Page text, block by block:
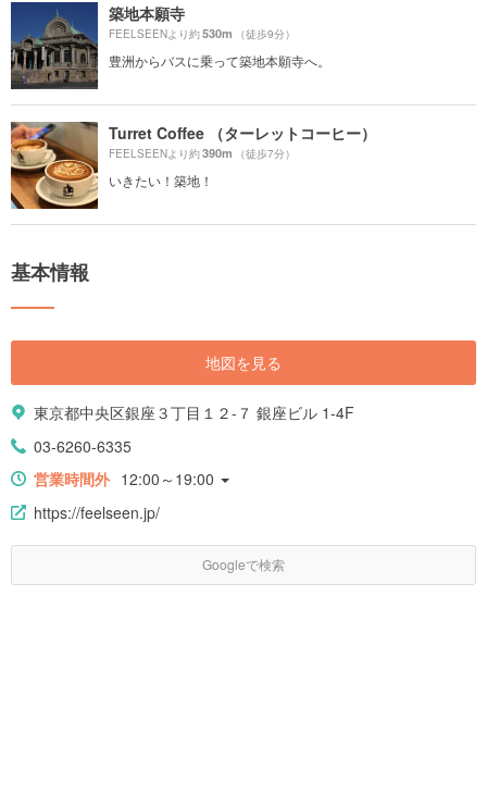
築地本願寺
FEELSEENより約530m （徒歩9分）
豊洲からバスに乗って築地本願寺へ。
Turret Coffee （ターレットコーヒー）
FEELSEENより約390m （徒歩7分）
いきたい！築地！
基本情報
地図を見る
東京都中央区銀座３丁目１２-７ 銀座ビル 1-4F
03-6260-6335
営業時間外 12:00～19:00
https://feelseen.jp/
Googleで検索